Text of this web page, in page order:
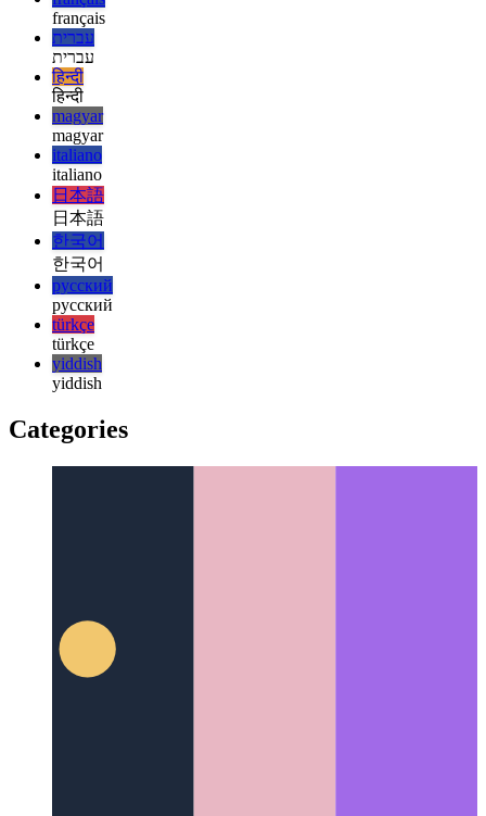
español
español
français
français
עברית
עברית
हिन्दी
हिन्दी
magyar
magyar
italiano
italiano
日本語
日本語
한국어
한국어
русский
русский
türkçe
yiddish
yiddish